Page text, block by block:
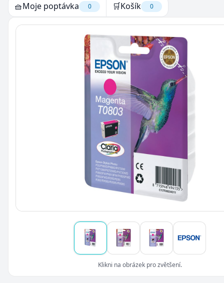
🧺Moje poptávka 0 🛒Košík 0
Klikni na obrázek pro zvětšení.